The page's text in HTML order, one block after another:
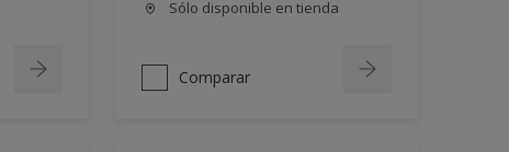
Sólo disponible en tienda
Comparar